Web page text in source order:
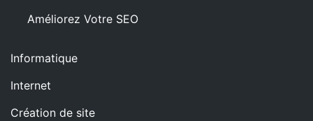
Améliorez Votre SEO
Informatique
Internet
Création de site